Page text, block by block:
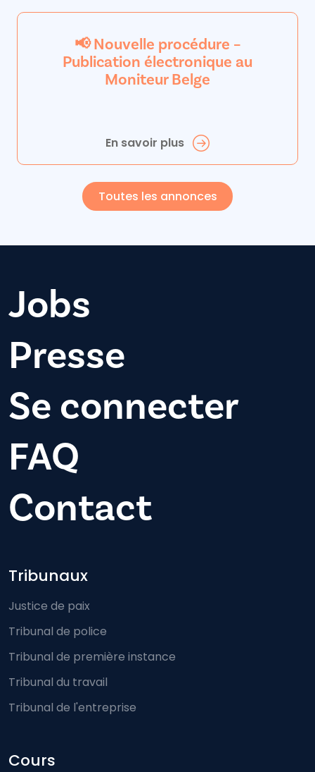
📢 Nouvelle procédure –
Publication électronique au
Moniteur Belge
En savoir plus
Toutes les annonces
Jobs
Presse
Se connecter
FAQ
Contact
Footer-menu
Tribunaux
Justice de paix
Tribunal de police
Tribunal de première instance
Tribunal du travail
Tribunal de l'entreprise
Cours